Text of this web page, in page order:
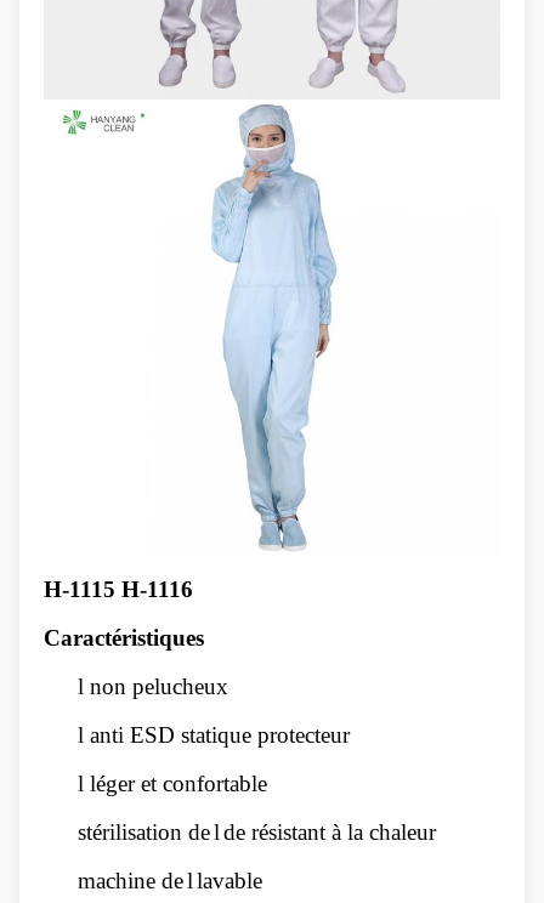
H-1115 H-1116
Caractéristiques
l non pelucheux
l anti ESD statique protecteur
l léger et confortable
stérilisation delde résistant à la chaleur
machine dellavable